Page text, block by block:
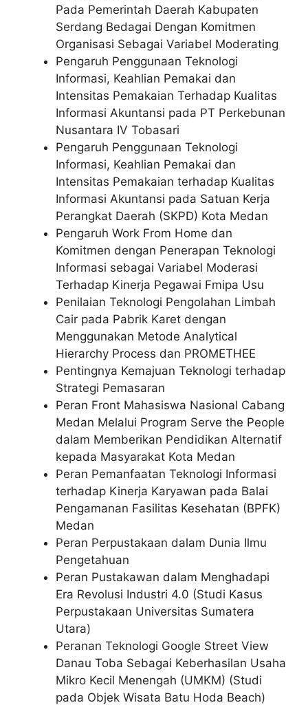
Pada Pemerintah Daerah Kabupaten
Serdang Bedagai Dengan Komitmen
Organisasi Sebagai Variabel Moderating
Pengaruh Penggunaan Teknologi
Informasi, Keahlian Pemakai dan
Intensitas Pemakaian Terhadap Kualitas
Informasi Akuntansi pada PT Perkebunan
Nusantara IV Tobasari
Pengaruh Penggunaan Teknologi
Informasi, Keahlian Pemakai dan
Intensitas Pemakaian terhadap Kualitas
Informasi Akuntansi pada Satuan Kerja
Perangkat Daerah (SKPD) Kota Medan
Pengaruh Work From Home dan
Komitmen dengan Penerapan Teknologi
Informasi sebagai Variabel Moderasi
Terhadap Kinerja Pegawai Fmipa Usu
Penilaian Teknologi Pengolahan Limbah
Cair pada Pabrik Karet dengan
Menggunakan Metode Analytical
Hierarchy Process dan PROMETHEE
Pentingnya Kemajuan Teknologi terhadap
Strategi Pemasaran
Peran Front Mahasiswa Nasional Cabang
Medan Melalui Program Serve the People
dalam Memberikan Pendidikan Alternatif
kepada Masyarakat Kota Medan
Peran Pemanfaatan Teknologi Informasi
terhadap Kinerja Karyawan pada Balai
Pengamanan Fasilitas Kesehatan (BPFK)
Medan
Peran Perpustakaan dalam Dunia Ilmu
Pengetahuan
Peran Pustakawan dalam Menghadapi
Era Revolusi Industri 4.0 (Studi Kasus
Perpustakaan Universitas Sumatera
Utara)
Peranan Teknologi Google Street View
Danau Toba Sebagai Keberhasilan Usaha
Mikro Kecil Menengah (UMKM) (Studi
pada Objek Wisata Batu Hoda Beach)